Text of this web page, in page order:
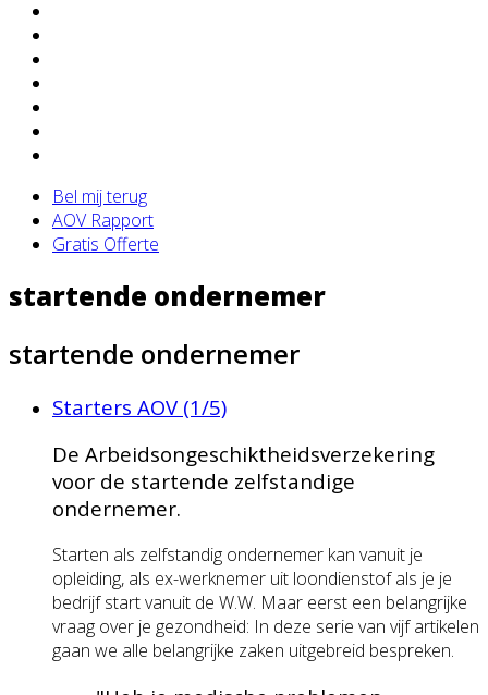
Bel mij terug
AOV Rapport
Gratis Offerte
startende ondernemer
startende ondernemer
Starters AOV (1/5)
De Arbeidsongeschiktheidsverzekering
voor de startende zelfstandige
ondernemer.
Starten als zelfstandig ondernemer kan vanuit je
opleiding, als ex-werknemer uit loondienstof als je je
bedrijf start vanuit de W.W. Maar eerst een belangrijke
vraag over je gezondheid: In deze serie van vijf artikelen
gaan we alle belangrijke zaken uitgebreid bespreken.